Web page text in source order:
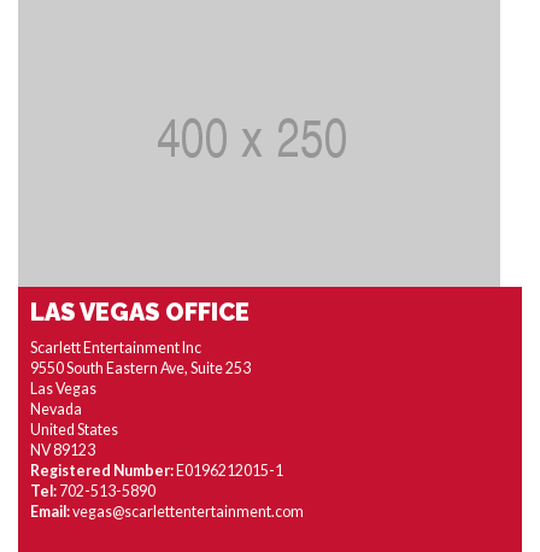
LAS VEGAS OFFICE
Scarlett Entertainment Inc
9550 South Eastern Ave, Suite 253
Las Vegas
Nevada
United States
NV 89123
Registered Number:E0196212015-1
Tel: 702-513-5890
Email:vegas@scarlettentertainment.com